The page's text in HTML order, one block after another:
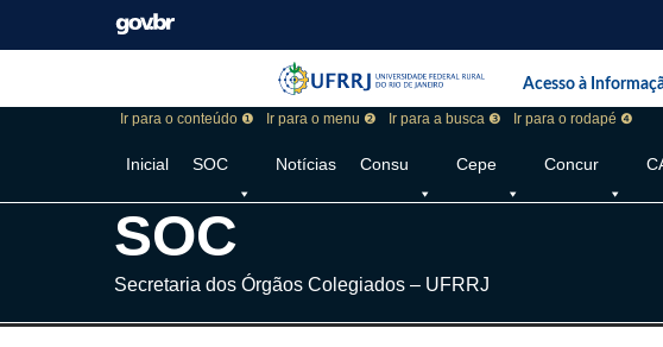
Pular barra institucional
Barra institucional daAcesso à
Ir para o conteúdo ❶ Ir para o menu ❷ Ir para a busca ❸ Ir para o rodapé ❹
Inicial SOC Notícias Consu Cepe Concur
SOC
Secretaria dos Órgãos Colegiados – UFRRJ